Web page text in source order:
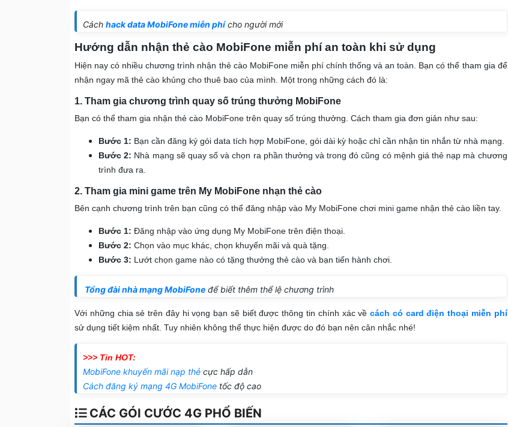
Cách hack data MobiFone miễn phícho người mới
Hướng dẫn nhận thẻ cào MobiFone miễn phí an toàn khi sử dụng
Hiện nay có nhiều chương trình nhận thẻ cào MobiFone miễn phí chính thống và an toàn. Bạn có thể tham gia để
nhận ngay mã thẻ cào khủng cho thuê bao của mình. Một trong những cách đó là:
1. Tham gia chương trình quay số trúng thưởng MobiFone
Bạn có thể tham gia nhận thẻ cào MobiFone trên quay số trúng thưởng. Cách tham gia đơn giản như sau:
Bước 1: Bạn cần đăng ký gói data tích hợp MobiFone, gói dài kỳ hoặc chỉ cần nhận tin nhắn từ nhà mạng.
Bước 2: Nhà mạng sẽ quay số và chọn ra phần thưởng và trong đó cũng có mệnh giá thẻ nạp mà chương
trình đưa ra.
2. Tham gia mini game trên My MobiFone nhạn thẻ cào
Bên cạnh chương trình trên bạn cũng có thể đăng nhập vào My MobiFone chơi mini game nhận thẻ cào liền tay.
Bước 1: Đăng nhập vào ứng dụng My MobiFone trên điện thoại.
Bước 2: Chọn vào mục khác, chọn khuyến mãi và quà tặng.
Bước 3: Lướt chọn game nào có tặng thưởng thẻ cào và bạn tiến hành chơi.
Tổng đài nhà mạng MobiFone để biết thêm thể lệ chương trình
Với những chia sẻ trên đây hi vọng bạn sẽ biết được thông tin chính xác vềcách có card điện thoại miễn phí
sử dụng tiết kiệm nhất. Tuy nhiên không thể thực hiện được do đó bạn nên cân nhắc nhé!
>>> Tin HOT:
MobiFone khuyến mãi nạp thẻ cực hấp dẫn
Cách đăng ký mạng 4G MobiFone tốc độ cao
CÁC GÓI CƯỚC 4G PHỔ BIẾN